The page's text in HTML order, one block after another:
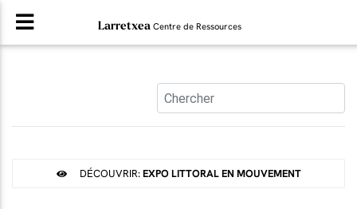
LarretxeaCentre de Ressources
DÉCOUVRIR:EXPO LITTORAL EN MOUVEMENT